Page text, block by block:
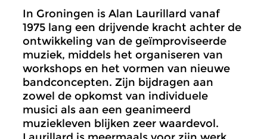
In Groningen is Alan Laurillard vanaf
1975 lang een drijvende kracht achter de
ontwikkeling van de geïmproviseerde
muziek, middels het organiseren van
workshops en het vormen van nieuwe
bandconcepten. Zijn bijdragen aan
zowel de opkomst van individuele
musici als aan een geanimeerd
muziekleven blijken zeer waardevol.